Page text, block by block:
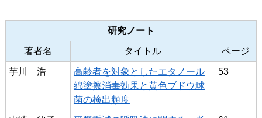
研究ノート
著者名 タイトル ページ
芋川 浩
高齢者を対象としたエタノール
綿塗擦消毒効果と黄色ブドウ球
菌の検出頻度
53